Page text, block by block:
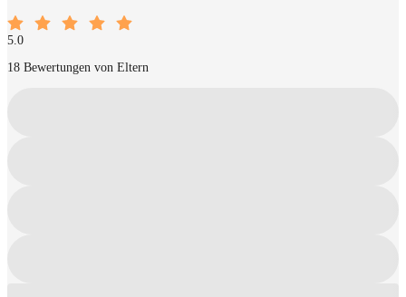
5.0
18 Bewertungen von Eltern